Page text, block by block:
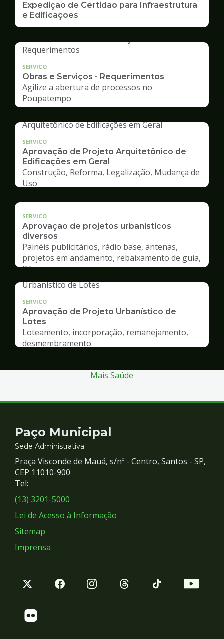
Expedição de Certidão para Infraestrutura
e Edificações
SERVICO
Obras e Serviços - Requerimentos
Agilize a abertura de processos no
Poupatempo
SERVICO
Aprovação de Projeto Arquitetônico de
Edificações em Geral
Construção, Reforma, Legalização, Mudança de
Uso
SERVICO
Aprovação de projetos urbanísticos
diversos
Painéis publicitários, rádio base, antenas,
projetos em andamento, rebaixamento de guia,
RT
SERVICO
Aprovação de Projeto Urbanístico de
Lotes
Loteamento, incorporação, remanejamento,
desmembramento
Mais Saúde
Contato
e
Redes
Sociais
Paço Municipal
Sede Administrativa
Praça Visconde de Mauá, s/nº - Centro, Santos - SP,
CEP 11010-900
Tel:
(13) 3201-5000
Lei de Acesso à Informação
Sitemap
Imprensa